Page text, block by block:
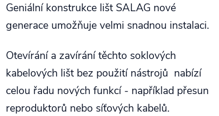
Geniální konstrukce lišt SALAG nové
generace umožňuje velmi snadnou instalaci.
Otevírání a zavírání těchto soklových
kabelových lišt bez použití nástrojů nabízí
celou řadu nových funkcí - například přesun
reproduktorů nebo síťových kabelů.